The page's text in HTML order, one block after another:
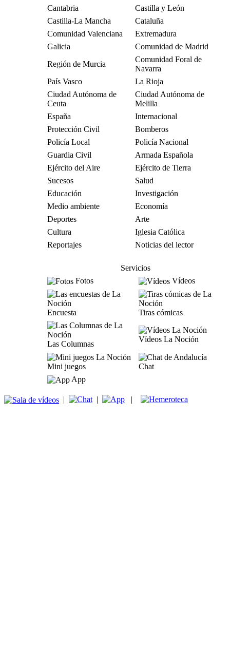
Cantabria
Castilla y León
Castilla-La Mancha
Cataluña
Comunidad Valenciana
Extremadura
Galicia
Comunidad de Madrid
Región de Murcia
Comunidad Foral de
Navarra
País Vasco
La Rioja
Ciudad Autónoma de
Ceuta
Ciudad Autónoma de
Melilla
España
Internacional
Protección Civil
Bomberos
Policía Local
Policía Nacional
Guardia Civil
Armada Española
Ejército del Aire
Ejército de Tierra
Sucesos
Salud
Educación
Investigación
Medio ambiente
Economía
Deportes
Arte
Cultura
Iglesia Católica
Reportajes
Noticias del lector
Servicios
Fotos
Vídeos
Encuesta Tiras cómicas
Las Columnas
Vídeos La Noción
Mini juegos
Chat
App
| | |